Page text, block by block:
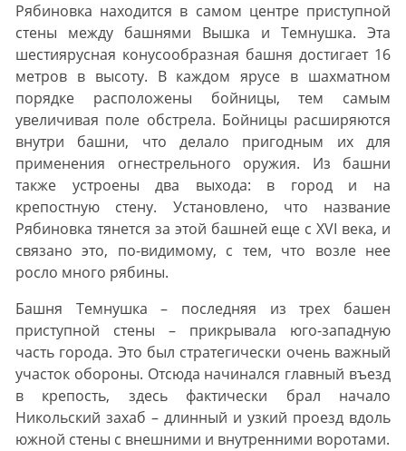
Рябиновка находится в самом центре приступной
стены между башнями Вышка и Темнушка. Эта
шестиярусная конусообразная башня достигает 16
метров в высоту. В каждом ярусе в шахматном
порядке расположены бойницы, тем самым
увеличивая поле обстрела. Бойницы расширяются
внутри башни, что делало пригодным их для
применения огнестрельного оружия. Из башни
также устроены два выхода: в город и на
крепостную стену. Установлено, что название
Рябиновка тянется за этой башней еще с XVI века, и
связано это, по-видимому, с тем, что возле нее
росло много рябины.
Башня Темнушка – последняя из трех башен
приступной стены – прикрывала юго-западную
часть города. Это был стратегически очень важный
участок обороны. Отсюда начинался главный въезд
в крепость, здесь фактически брал начало
Никольский захаб – длинный и узкий проезд вдоль
южной стены с внешними и внутренними воротами.